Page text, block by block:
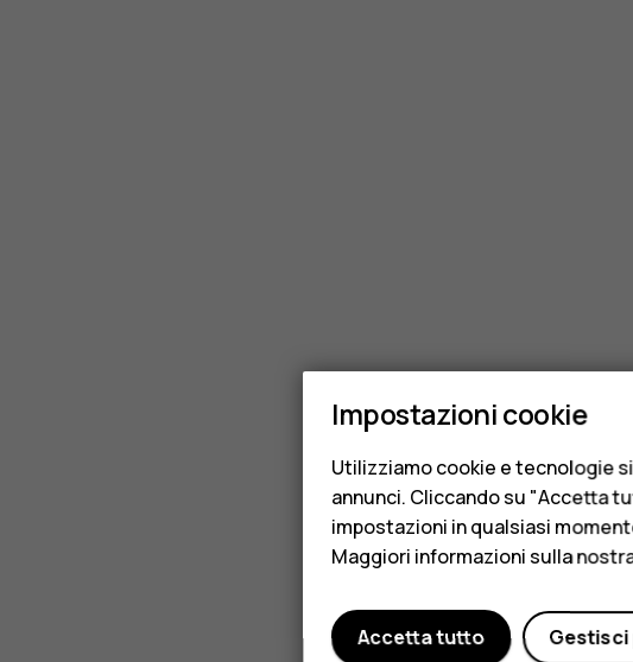
Impostazioni cookie
Utilizziamo cookie e tecnologie
annunci. Cliccando su "Accetta
impostazioni in qualsiasi
Maggiori informazioni sulla
Accetta tutto